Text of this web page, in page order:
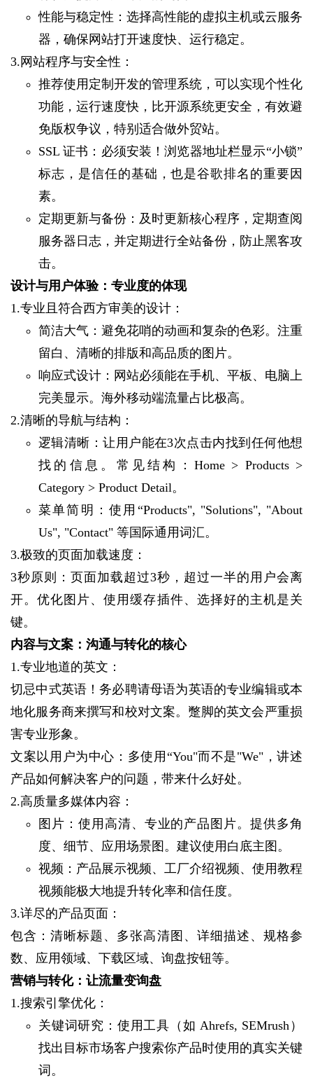
性能与稳定性：选择高性能的虚拟主机或云服务
器，确保网站打开速度快、运行稳定。
3.网站程序与安全性：
推荐使用定制开发的管理系统，可以实现个性化
功能，运行速度快，比开源系统更安全，有效避
免版权争议，特别适合做外贸站。
SSL 证书：必须安装！浏览器地址栏显示“小锁”
标志，是信任的基础，也是谷歌排名的重要因
素。
定期更新与备份：及时更新核心程序，定期查阅
服务器日志，并定期进行全站备份，防止黑客攻
击。
设计与用户体验：专业度的体现
1.专业且符合西方审美的设计：
简洁大气：避免花哨的动画和复杂的色彩。注重
留白、清晰的排版和高品质的图片。
响应式设计：网站必须能在手机、平板、电脑上
完美显示。海外移动端流量占比极高。
2.清晰的导航与结构：
逻辑清晰：让用户能在3次点击内找到任何他想
找的信息。常见结构：Home > Products >
Category > Product Detail。
菜单简明：使用“Products", "Solutions", "About
Us", "Contact" 等国际通用词汇。
3.极致的页面加载速度：
3秒原则：页面加载超过3秒，超过一半的用户会离
开。优化图片、使用缓存插件、选择好的主机是关
键。
内容与文案：沟通与转化的核心
1.专业地道的英文：
切忌中式英语！务必聘请母语为英语的专业编辑或本
地化服务商来撰写和校对文案。蹩脚的英文会严重损
害专业形象。
文案以用户为中心：多使用“You"而不是"We"，讲述
产品如何解决客户的问题，带来什么好处。
2.高质量多媒体内容：
图片：使用高清、专业的产品图片。提供多角
度、细节、应用场景图。建议使用白底主图。
视频：产品展示视频、工厂介绍视频、使用教程
视频能极大地提升转化率和信任度。
3.详尽的产品页面：
包含：清晰标题、多张高清图、详细描述、规格参
数、应用领域、下载区域、询盘按钮等。
营销与转化：让流量变询盘
1.搜索引擎优化：
关键词研究：使用工具（如 Ahrefs, SEMrush）
找出目标市场客户搜索你产品时使用的真实关键
词。